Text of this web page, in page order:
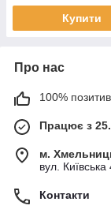
Купити
Про нас
100%
Працює з
м.
вул.
Контакти